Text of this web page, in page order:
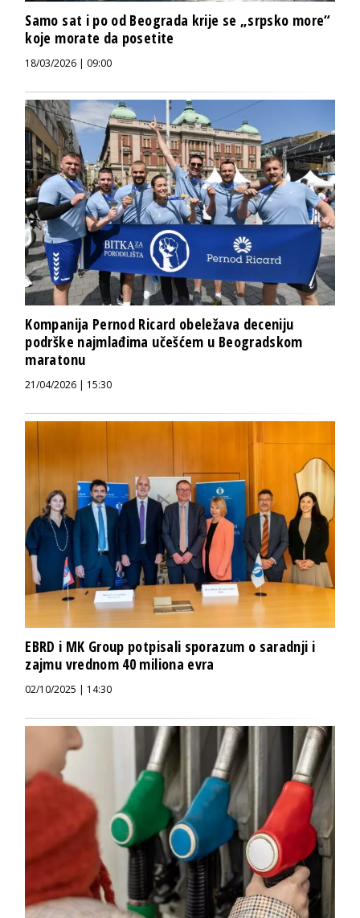
Samo sat i po od Beograda krije se „srpsko more“
koje morate da posetite
18/03/2026 | 09:00
Kompanija Pernod Ricard obeležava deceniju
podrške najmlađima učešćem u Beogradskom
maratonu
21/04/2026 | 15:30
EBRD i MK Group potpisali sporazum o saradnji i
zajmu vrednom 40 miliona evra
02/10/2025 | 14:30